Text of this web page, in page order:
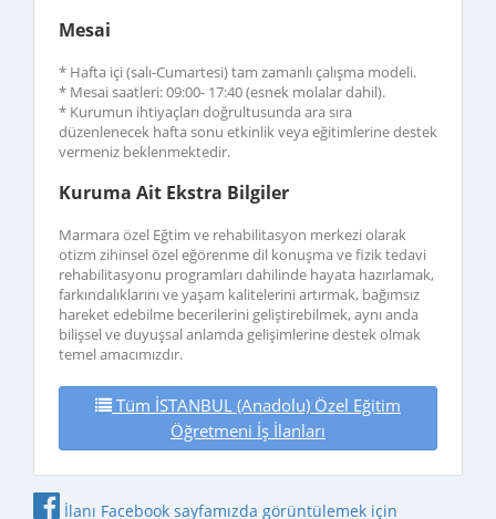
Mesai
* Hafta içi (salı-Cumartesi) tam zamanlı çalışma modeli.
* Mesai saatleri: 09:00- 17:40 (esnek molalar dahil).
* Kurumun ihtiyaçları doğrultusunda ara sıra
düzenlenecek hafta sonu etkinlik veya eğitimlerine destek
vermeniz beklenmektedir.
Kuruma Ait Ekstra Bilgiler
Marmara özel Eğtim ve rehabilitasyon merkezi olarak
otizm zihinsel özel eğörenme dil konuşma ve fizik tedavi
rehabilitasyonu programları dahilinde hayata hazırlamak,
farkındalıklarını ve yaşam kalitelerini artırmak, bağımsız
hareket edebilme becerilerini geliştirebilmek, aynı anda
bilişsel ve duyuşsal anlamda gelişimlerine destek olmak
temel amacımızdır.
Tüm İSTANBUL (Anadolu) Özel Eğitim
Öğretmeni İş İlanları
İlanı Facebook sayfamızda görüntülemek için